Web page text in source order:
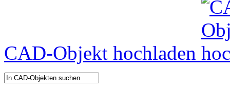
CAD-Objekt hochladen